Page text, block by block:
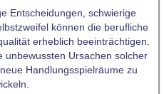
Entscheidungen, schwierige
können die berufliche
erheblich beeinträchtigen.
unbewussten Ursachen solcher
Handlungsspielräume zu